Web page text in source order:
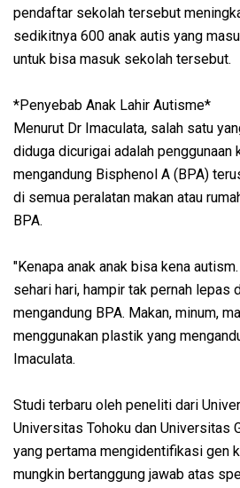
pendaftar sekolah tersebut
sedikitnya 600 anak autis yang
untuk bisa masuk sekolah tersebut.
*Penyebab Anak Lahir Autisme*
Menurut Dr Imaculata, salah satu
diduga dicurigai adalah penggunaan
mengandung Bisphenol A (BPA)
di semua peralatan makan atau
BPA.
"Kenapa anak anak bisa kena
sehari hari, hampir tak pernah lepas
mengandung BPA. Makan, minum,
menggunakan plastik yang
Imaculata.
Studi terbaru oleh peneliti dari
Universitas Tohoku dan Universitas
yang pertama mengidentifikasi gen
mungkin bertanggung jawab atas